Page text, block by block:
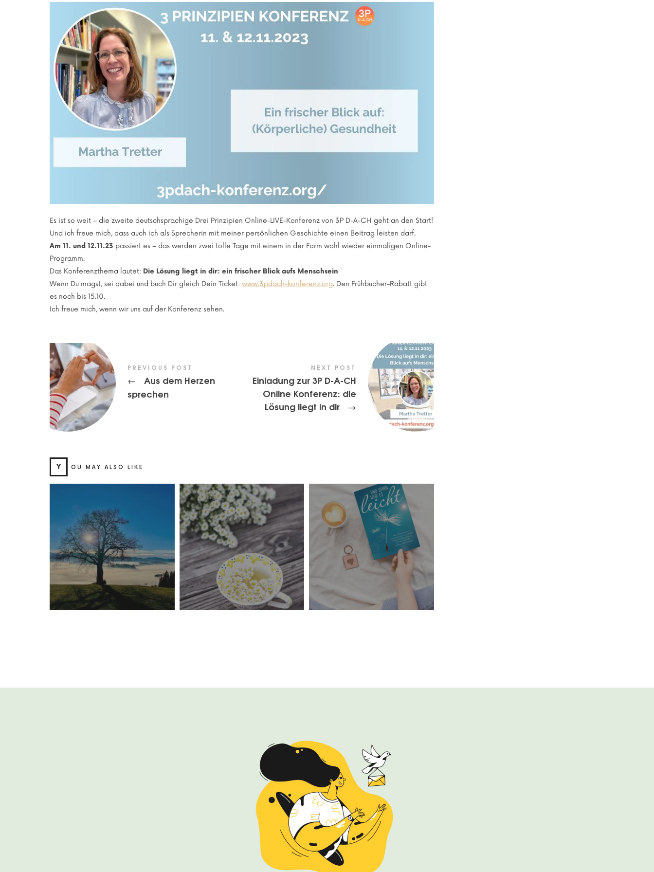
Es ist so weit – die zweite deutschsprachige Drei Prinzipien Online-LIVE-Konferenz von 3P D-A-CH geht an den Start!
Und ich freue mich, dass auch ich als Sprecherin mit meiner persönlichen Geschichte einen Beitrag leisten darf.
Am 11. und 12.11.23 passiert es – das werden zwei tolle Tage mit einem in der Form wohl wieder einmaligen Online-
Programm.
Das Konferenzthema lautet: Die Lösung liegt in dir: ein frischer Blick aufs Menschsein
Wenn Du magst, sei dabei und buch Dir gleich Dein Ticket: www.3pdach-konferenz.org. Den Frühbucher-Rabatt gibt
es noch bis 15.10.
Ich freue mich, wenn wir uns auf der Konferenz sehen.
PREVIOUS POST
←
Aus dem Herzen
sprechen
NEXT POST
Einladung zur 3P D-A-CH
Online Konferenz: die
Lösung liegt in dir
→
Y OU MAY ALSO LIKE